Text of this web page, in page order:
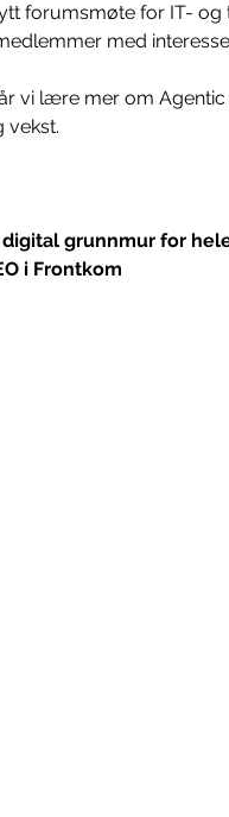
forumsmøte for IT-
med
vi lære mer om
vekst.
grunnmur for
i Frontkom